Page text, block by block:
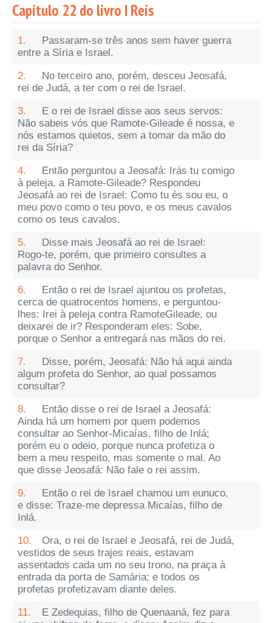
Capítulo 22 do livro I Reis
1.
Passaram-se três anos sem haver guerra
entre a Síria e Israel.
2.
No terceiro ano, porém, desceu Jeosafá,
rei de Judá, a ter com o rei de Israel.
3.
E o rei de Israel disse aos seus servos:
Não sabeis vós que Ramote-Gileade é nossa, e
nós estamos quietos, sem a tomar da mão do
rei da Síria?
4.
Então perguntou a Jeosafá: Irás tu comigo
à peleja, a Ramote-Gileade? Respondeu
Jeosafá ao rei de Israel: Como tu és sou eu, o
meu povo como o teu povo, e os meus cavalos
como os teus cavalos.
5.
Disse mais Jeosafá ao rei de Israel:
Rogo-te, porém, que primeiro consultes a
palavra do Senhor.
6.
Então o rei de Israel ajuntou os profetas,
cerca de quatrocentos homens, e perguntou-
lhes: Irei à peleja contra RamoteGileade, ou
deixarei de ir? Responderam eles: Sobe,
porque o Senhor a entregará nas mãos do rei.
7.
Disse, porém, Jeosafá: Não há aqui ainda
algum profeta do Senhor, ao qual possamos
consultar?
8.
Então disse o rei de Israel a Jeosafá:
Ainda há um homem por quem podemos
consultar ao Senhor-Micaías, filho de Inlá;
porém eu o odeio, porque nunca profetiza o
bem a meu respeito, mas somente o mal. Ao
que disse Jeosafá: Não fale o rei assim.
9.
Então o rei de Israel chamou um eunuco,
e disse: Traze-me depressa Micaías, filho de
Inlá.
10.
Ora, o rei de Israel e Jeosafá, rei de Judá,
vestidos de seus trajes reais, estavam
assentados cada um no seu trono, na praça à
entrada da porta de Samária; e todos os
profetas profetizavam diante deles.
11.
E Zedequias, filho de Quenaaná, fez para